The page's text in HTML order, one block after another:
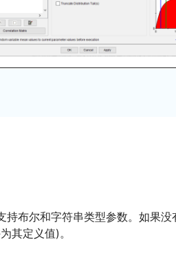
布尔和字符串类型参数。如果
其定义值)。